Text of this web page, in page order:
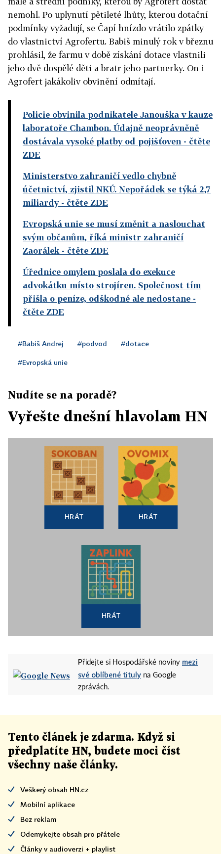
nemohl. Po uplynutí pětileté lhůty, kterou dotační
podmínky vyžadují, se Čapí hnízdo vrátilo zpátky
do vlastnictví Agrofertu. Babiš minulý rok v březnu
prohlásil, že farmu v době získání dotace vlastnili
jeho dvě dospělé děti a bratr jeho partnerky. On i
Agrofert jakákoliv obvinění odmítají.
Policie obvinila podnikatele Janouška v kauze
laboratoře Chambon. Údajně neoprávněně
dostávala vysoké platby od pojišťoven - čtěte
ZDE
Ministerstvo zahraničí vedlo chybně
účetnictví, zjistil NKÚ. Nepořádek se týká 2,7
miliardy- čtěte ZDE
Evropská unie se musí změnit a naslouchat
svým občanům, říká ministr zahraničí
Zaorálek - čtěte ZDE
Úřednice omylem poslala do exekuce
advokátku místo strojíren. Společnost tím
přišla o peníze, odškodné ale nedostane -
čtěte ZDE
#Babiš Andrej #podvod #dotace
#Evropská unie
Nudíte se na poradě?
Vyřešte dnešní hlavolam HN
HRÁT HRÁT
HRÁT
Přidejte si Hospodářské noviny mezi
své oblíbené tituly na Google
zprávách.
Tento článek je zdarma. Když si
předplatíte HN, budete moci číst
všechny naše články.
Veškerý obsah HN.cz
Mobilní aplikace
Bez reklam
Odemykejte obsah pro přátele
Články v audioverzi + playlist